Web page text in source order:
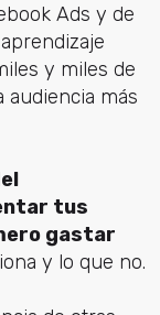
Ads y de
y miles de
audiencia más
tus
gastar
y lo que no.